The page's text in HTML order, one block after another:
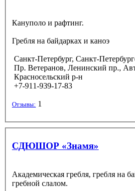
Кануполо и рафтинг.
Гребля на байдарках и каноэ
Санкт-Петербург, Санкт-
Пр. Ветеранов, Ленинский пр.,
Красносельский р-н
+7-911-939-17-83
Отзывы: 1
СДЮШОР «Знамя»
Академическая гребля, гребля на
гребной слалом.